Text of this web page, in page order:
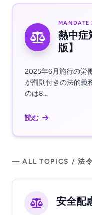
MANDATE
熱中症
版】
2025年6月施行の労
が罰則付きの法的義
のは8...
読む
— ALL TOPICS / 法
安全配